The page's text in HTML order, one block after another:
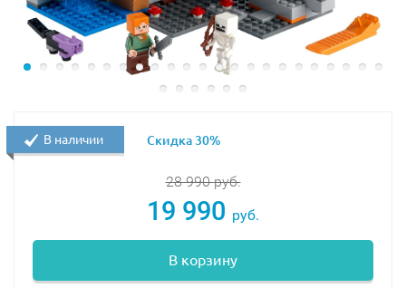
28 990руб.
19 990 руб.
В корзину
В наличии Скидка 30%